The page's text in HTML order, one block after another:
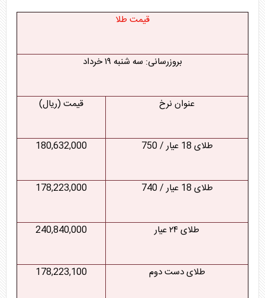
قیمت طلا
بروزرسانی: سه شنبه ۱۹ خرداد
عنوان نرخ قیمت (ریال)
طلای 18 عیار / 750 180,632,000
طلای 18 عیار / 740 178,223,000
طلای ۲۴ عیار 240,840,000
طلای دست دوم 178,223,100